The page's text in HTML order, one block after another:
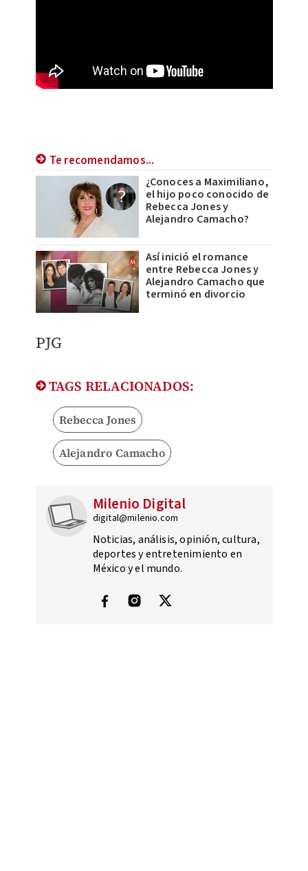
Te recomendamos...
¿Conoces a Maximiliano,
el hijo poco conocido de
Rebecca Jones y
Alejandro Camacho?
Así inició el romance
entre Rebecca Jones y
Alejandro Camacho que
terminó en divorcio
PJG
TAGS RELACIONADOS:
Rebecca Jones
Alejandro Camacho
Milenio Digital
digital@milenio.com
Noticias, análisis, opinión, cultura,
deportes y entretenimiento en
México y el mundo.